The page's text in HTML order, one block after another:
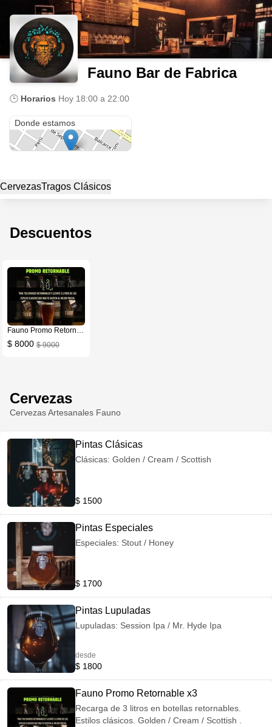
Fauno Bar de Fabrica
🕒 Horarios Hoy 18:00 a 22:00
Donde estamos
CervezasTragos Clásicos
Descuentos
Fauno Promo Retornable x3
$ 8000 $ 9000
Cervezas
Cervezas Artesanales Fauno
Pintas Clásicas
Clásicas: Golden / Cream / Scottish
$ 1500
Pintas Especiales
Especiales: Stout / Honey
$ 1700
Pintas Lupuladas
Lupuladas: Session Ipa / Mr. Hyde Ipa
desde
$ 1800
Fauno Promo Retornable x3
Recarga de 3 litros en botellas retornables.